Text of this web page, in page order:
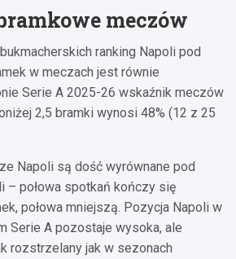
meczów
ranking Napoli pod
w meczach jest równie
Serie A 2025-26 wskaźnik meczów
2,5 bramki wynosi 48% (12 z 25
Napoli są dość wyrównane pod
– połowa spotkań kończy się
połowa mniejszą. Pozycja Napoli w
Serie A pozostaje wysoka, ale
rozstrzelany jak w sezonach